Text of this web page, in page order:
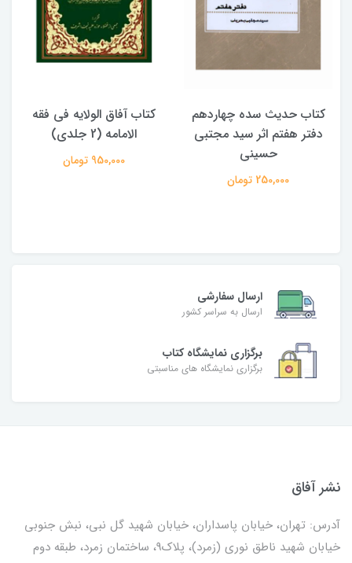
کتاب حدیث سده چهاردهم
دفتر هفتم اثر سید مجتبی
حسینی
250,000 تومان
کتاب آفاق الولایه فی فقه
الامامه (2 جلدی)
950,000 تومان
ارسال سفارشی
ارسال به سراسر کشور
برگزاری نمایشگاه کتاب
برگزاری نمایشگاه های مناسبتی
نشر آفاق
آدرس: تهران، خیابان پاسداران، خیابان شهید گل نبی، نبش جنوبی
خیابان شهید ناطق نوری (زمرد)، پلاک9، ساختمان زمرد، طبقه دوم